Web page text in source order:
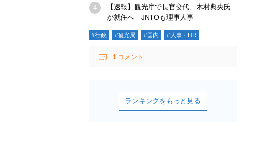
【速報】観光庁で長官交代、木村典央氏
が就任へ JNTOも理事人事
#行政 #観光局 #国内 #人事・HR
1 コメント